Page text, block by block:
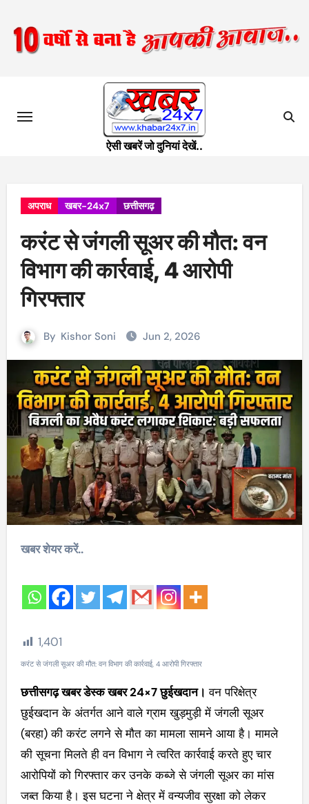
content
ऐसी खबरें जो दुनियां देखें..
अपराध खबर-24x7 छत्तीसगढ़
करंट से जंगली सूअर की मौत: वन
विभाग की कार्रवाई, 4 आरोपी
गिरफ्तार
By Kishor Soni Jun 2, 2026
खबर शेयर करें..
1,401
करंट से जंगली सूअर की मौत: वन विभाग की कार्रवाई, 4 आरोपी गिरफ्तार
छत्तीसगढ़ खबर डेस्क खबर 24×7 छुईखदान। वन परिक्षेत्र
छुईखदान के अंतर्गत आने वाले ग्राम खुड़मुड़ी में जंगली सूअर
(बरहा) की करंट लगने से मौत का मामला सामने आया है। मामले
की सूचना मिलते ही वन विभाग ने त्वरित कार्रवाई करते हुए चार
आरोपियों को गिरफ्तार कर उनके कब्जे से जंगली सूअर का मांस
जब्त किया है। इस घटना ने क्षेत्र में वन्यजीव सुरक्षा को लेकर